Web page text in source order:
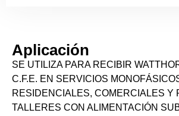
Aplicación
SE UTILIZA PARA RECIBIR
C.F.E. EN SERVICIOS
RESIDENCIALES, COMERCIALES Y
TALLERES CON ALIMENTACIÓN